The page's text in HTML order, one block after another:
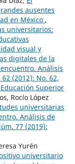
ausentes
en México ,
universitarios:
visual y
digitales de la
Análisis
(2012): No. 62,
Superior
Rocío López
universitarias
Análisis de
77 (2019):
Yurén
universitario